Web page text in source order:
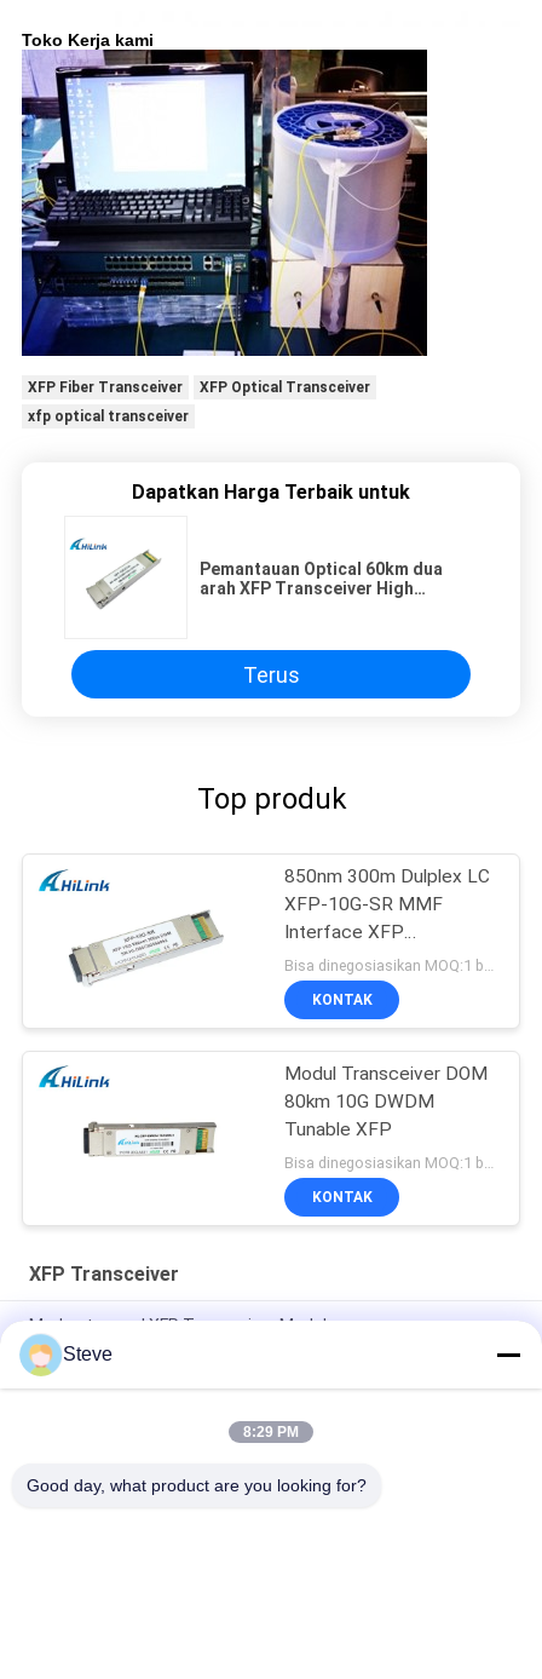
Toko Kerja kami
XFP Fiber Transceiver
XFP Optical Transceiver
xfp optical transceiver
Dapatkan Harga Terbaik untuk
Pemantauan Optical 60km dua
arah XFP Transceiver High
Terus
Top produk
850nm 300m Dulplex LC
XFP-10G-SR MMF
Interface XFP
Transceiver
Bisa dinegosiasikan MOQ:1 buah
KONTAK
Modul Transceiver DOM
80km 10G DWDM
Tunable XFP
KONTAK
XFP Transceiver
Modus tunggal XFP Transceiver Modul
Kompatibel Huawei / Juniper XFP 10G LR FC Modul Transceiver
CATV Proyek DDM
Tunggal XFP Optical Modul Transceiver Gigabit Ethernet
Steve
8:29 PM
Good day, what product are you looking for?